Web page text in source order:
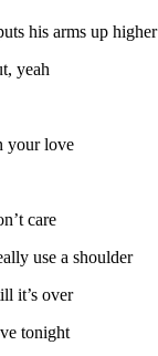
his arms up higher
yeah
your love
care
use a shoulder
it’s over
tonight